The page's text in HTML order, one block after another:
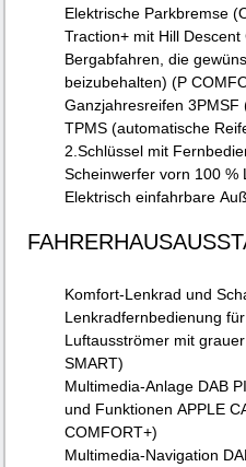
Elektrische Parkbremse
Traction+ mit Hill
Bergabfahren, die
beizubehalten) (P
Ganzjahresreifen 3PMSF
TPMS (automatische
2.Schlüssel mit
Scheinwerfer vorn 100 %
Elektrisch einfahrbare
Komfort-Lenkrad und
Lenkradfernbedienung
Luftausströmer mit
SMART)
Multimedia-Anlage DAB
und Funktionen APPLE
COMFORT+)
Multimedia-Navigation